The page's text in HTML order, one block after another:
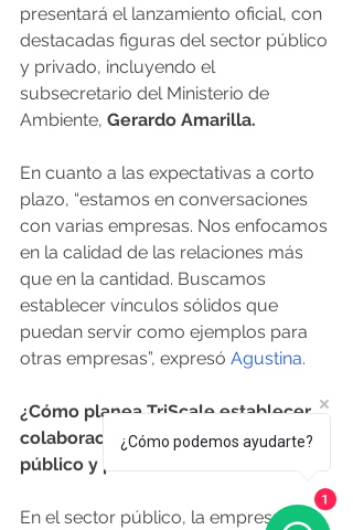
presentará el lanzamiento oficial, con
destacadas figuras del sector público
y privado, incluyendo el
subsecretario del Ministerio de
Ambiente, Gerardo Amarilla.
En cuanto a las expectativas a corto
plazo, “estamos en conversaciones
con varias empresas. Nos enfocamos
en la calidad de las relaciones más
que en la cantidad. Buscamos
establecer vínculos sólidos que
puedan servir como ejemplos para
otras empresas”, expresó Agustina.
¿Cómo planea TriScale establecer
colaboraciones en el ámbito
público y privado?
En el sector público, la empresa
¿Cómo podemos ayudarte?
1